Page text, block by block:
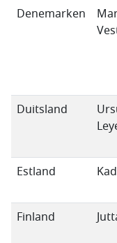
Denemarken
Duitsland
Estland
Finland